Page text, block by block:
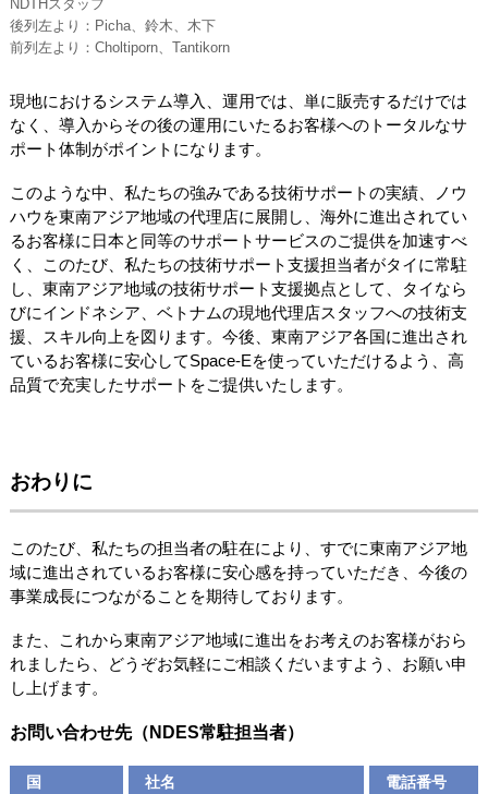
NDTHスタッフ
後列左より：Picha、鈴木、木下
前列左より：Choltiporn、Tantikorn
現地におけるシステム導入、運用では、単に販売するだけでは
なく、導入からその後の運用にいたるお客様へのトータルなサ
ポート体制がポイントになります。
このような中、私たちの強みである技術サポートの実績、ノウ
ハウを東南アジア地域の代理店に展開し、海外に進出されてい
るお客様に日本と同等のサポートサービスのご提供を加速すべ
く、このたび、私たちの技術サポート支援担当者がタイに常駐
し、東南アジア地域の技術サポート支援拠点として、タイなら
びにインドネシア、ベトナムの現地代理店スタッフへの技術支
援、スキル向上を図ります。今後、東南アジア各国に進出され
ているお客様に安心してSpace-Eを使っていただけるよう、高
品質で充実したサポートをご提供いたします。
おわりに
このたび、私たちの担当者の駐在により、すでに東南アジア地
域に進出されているお客様に安心感を持っていただき、今後の
事業成長につながることを期待しております。
また、これから東南アジア地域に進出をお考えのお客様がおら
れましたら、どうぞお気軽にご相談くだいますよう、お願い申
し上げます。
お問い合わせ先（NDES常駐担当者）
国 社名 電話番号